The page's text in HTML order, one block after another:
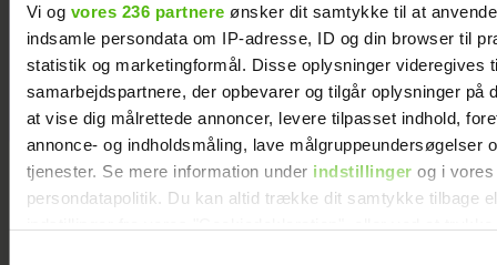
Vi og vores 236 partnere ønsker dit samtykke til at
indsamle persondata om IP-adresse, ID og din browser til
statistik og marketingformål. Disse oplysninger videregives
samarbejdspartnere, der opbevarer og tilgår oplysninger på
at vise dig målrettede annoncer, levere tilpasset indhold,
annonce- og indholdsmåling, lave målgruppeundersøgelser
tjenester. Se mere information under indstillinger og i vores
persondatapolitik. Du kan altid trække dit samtykke tilbage
Guldknap-prisen 2026: Her
kan du stemme på din
favorit